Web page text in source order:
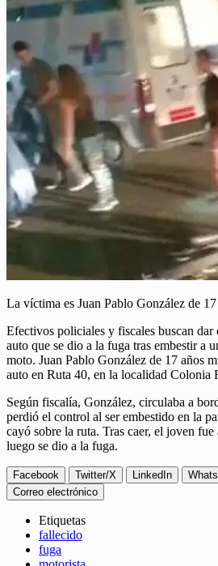
La víctima es Juan Pablo González de 17
Efectivos policiales y fiscales buscan
auto que se dio a la fuga tras embestir a
moto. Juan Pablo González de 17 años
auto en Ruta 40, en la localidad Colonia
Según fiscalía, González, circulaba a
perdió el control al ser embestido en la
cayó sobre la ruta. Tras caer, el joven
luego se dio a la fuga.
Facebook Twitter/X LinkedIn
Correo electrónico
Etiquetas
fallecido
fuga